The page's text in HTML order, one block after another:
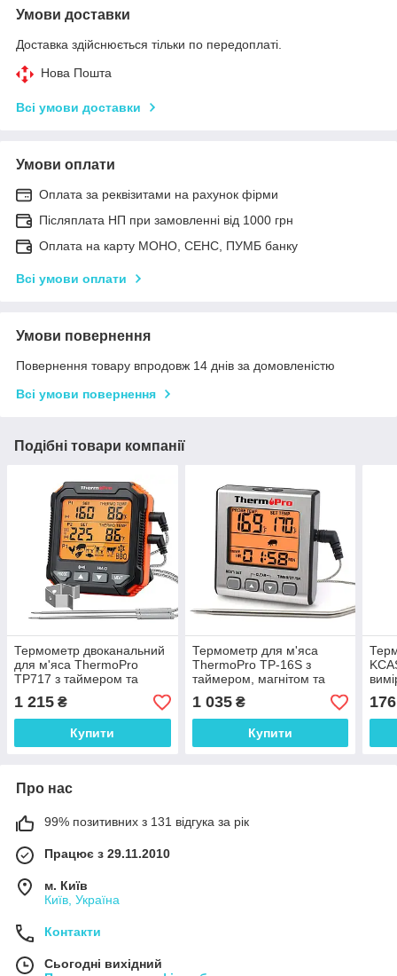
Умови доставки
Доставка здійснюється тільки по передоплаті.
Нова Пошта
Всі умови доставки
Умови оплати
Оплата за реквізитами на рахунок фірми
Післяплата НП при замовленні від 1000 грн
Оплата на карту МОНО, СЕНС, ПУМБ банку
Всі умови оплати
Умови повернення
Повернення товару впродовж 14 днів за домовленістю
Всі умови повернення
Подібні товари компанії
Термометр двоканальний
для м'яса ThermoPro
TP717 з таймером та
магнітом, діапазон від
-10ºС до +300ºС
1 215 ₴
Купити
Термометр для м'яса
ThermoPro TP-16S з
таймером, магнітом та
підсвічуванням, діапазон
від -10°C до +300°C
1 035₴
Купити
176
Про нас
99% позитивних з 131 відгука за рік
Працює з 29.11.2010
м. Київ
Київ, Україна
Контакти
Сьогодні вихідний